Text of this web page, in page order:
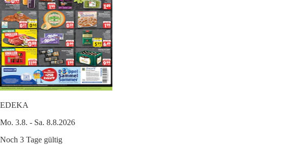
EDEKA
Mo. 3.8. - Sa. 8.8.2026
Noch 3 Tage gültig